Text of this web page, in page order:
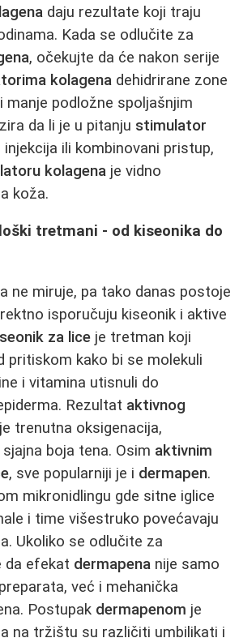
daju rezultate koji traju
Kada se odlučite za
, očekujte da će nakon serije
kolagena dehidrirane zone
podložne spoljašnjim
da li je u pitanju stimulator
injekcija ili kombinovani pristup,
kolagena je vidno
koža.
tretmani - od kiseonika do
ne miruje, pa tako danas postoje
isporučuju kiseonik i aktive
za lice je tretman koji
pritiskom kako bi se molekuli
i vitamina utisnuli do
Rezultat aktivnog
je trenutna oksigenacija,
boja tena. Osim aktivnim
, sve popularniji je i dermapen.
mikronidlingu gde sitne iglice
i time višestruko povećavaju
Ukoliko se odlučite za
da efekat dermapena nije samo
već i mehanička
Postupak dermapenom je
na tržištu su različiti umbilikati i